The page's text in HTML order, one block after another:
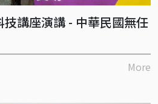
技講座演講 - 中華民國無任
More